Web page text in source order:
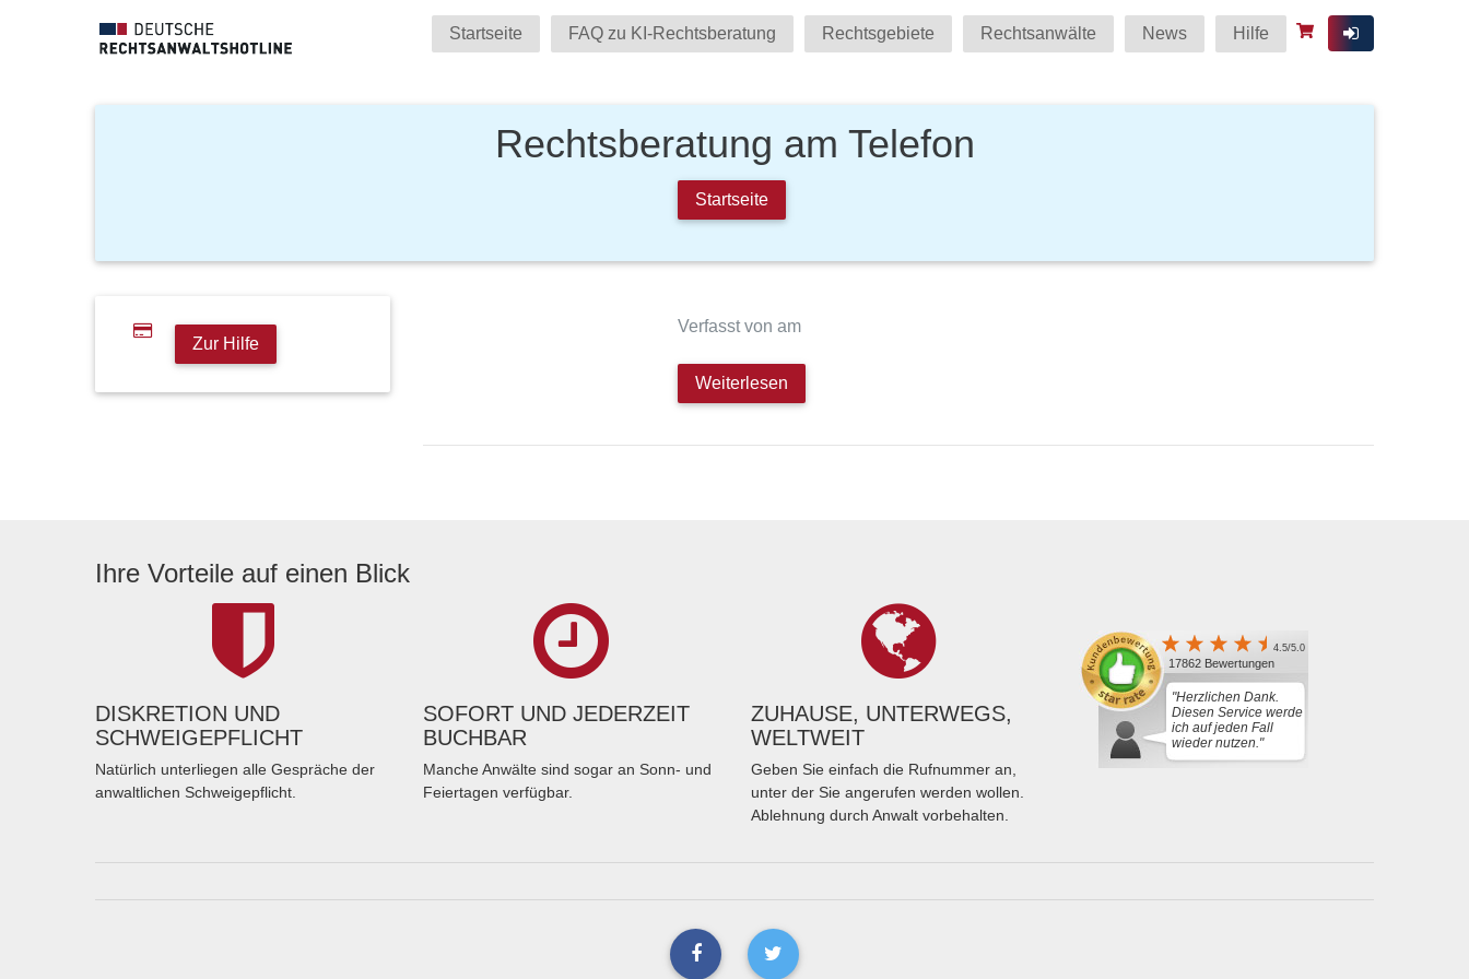
Startseite FAQ zu KI-Rechtsberatung Rechtsgebiete Rechtsanwälte News Hilfe
Rechtsberatung am Telefon
Startseite
Zur Hilfe
Verfasst von am
Weiterlesen
Ihre Vorteile auf einen Blick
DISKRETION UND
SCHWEIGEPFLICHT
Natürlich unterliegen alle Gespräche der
anwaltlichen Schweigepflicht.
SOFORT UND JEDERZEIT
BUCHBAR
Manche Anwälte sind sogar an Sonn- und
Feiertagen verfügbar.
ZUHAUSE, UNTERWEGS,
WELTWEIT
Geben Sie einfach die Rufnummer an,
unter der Sie angerufen werden wollen.
Ablehnung durch Anwalt vorbehalten.
4.5/5.0
17862 Bewertungen
"Herzlichen Dank.
Diesen Service werde
ich auf jeden Fall
wieder nutzen."